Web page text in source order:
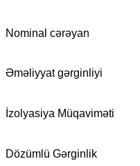
Nominal cərəyan
Əməliyyat gərginliyi
İzolyasiya Müqaviməti
Dözümlü Gərginlik